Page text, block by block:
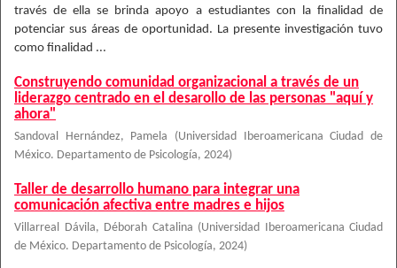
través de ella se brinda apoyo a estudiantes con la finalidad de
potenciar sus áreas de oportunidad. La presente investigación tuvo
como finalidad ...
Construyendo comunidad organizacional a través de un
liderazgo centrado en el desarollo de las personas "aquí y
ahora"
Sandoval Hernández, Pamela (Universidad Iberoamericana Ciudad de
México. Departamento de Psicología, 2024)
Taller de desarrollo humano para integrar una
comunicación afectiva entre madres e hijos
Villarreal Dávila, Déborah Catalina (Universidad Iberoamericana Ciudad
de México. Departamento de Psicología, 2024)